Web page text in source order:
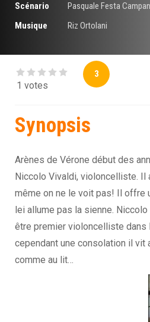
Scénario
Pasquale Festa
Musique
Riz Ortolani
1 votes
3
Synopsis
Arènes de Vérone début des
Niccolo Vivaldi, violoncelliste. Il
même on ne le voit pas! Il offre
lei allume pas la sienne.
être premier violoncelliste dans
cependant une consolation il vit
comme au lit…